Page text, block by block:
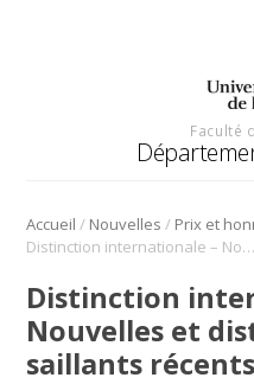
Faculté
Accueil / Nouvelles / Prix et
Distinction internationale – Nouvelles et distinctions Faits saillants récents du CHUSJ et du réseau de l’Université de Montréal
Distinction
Nouvelles et
saillants